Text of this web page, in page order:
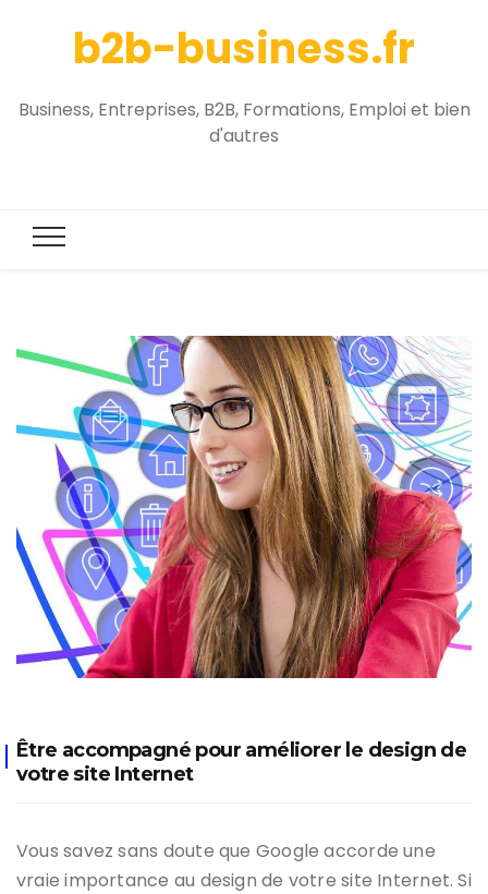
b2b-business.fr
Business, Entreprises, B2B, Formations, Emploi et bien
d'autres
Être accompagné pour améliorer le design de
votre site Internet
Vous savez sans doute que Google accorde une
vraie importance au design de votre site Internet. Si